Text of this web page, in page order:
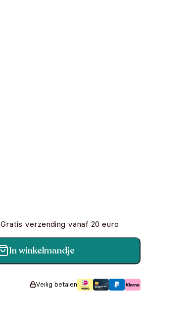
Gratis verzending vanaf 20 euro
In winkelmandje
Veilig betalen